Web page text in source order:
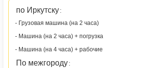
по Иркутску :
- Грузовая машина (на 2 часа)
- Машина (на 2 часа) + погрузка
- Машина (на 4 часа) + рабочие
По межгороду :